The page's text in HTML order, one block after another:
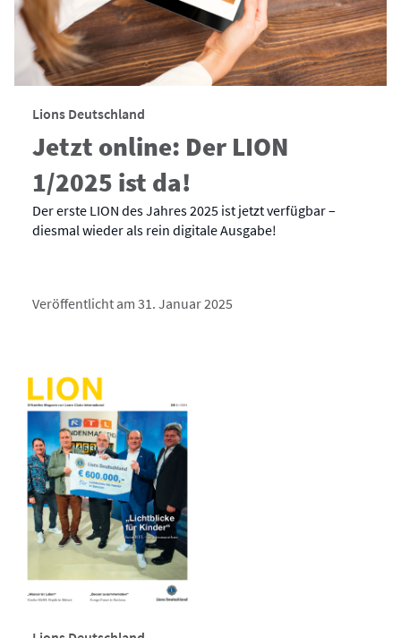
Lions Deutschland
Jetzt online: Der LION
1/2025 ist da!
Der erste LION des Jahres 2025 ist jetzt verfügbar –
diesmal wieder als rein digitale Ausgabe!
Veröffentlicht am 31. Januar 2025